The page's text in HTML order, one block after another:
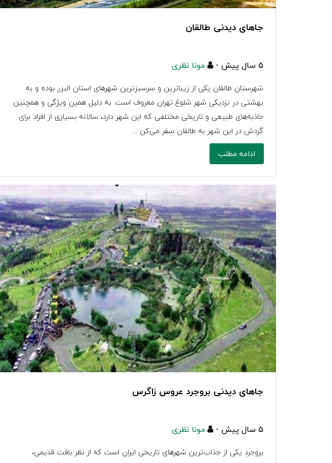
جاهای دیدنی طالقان
5 سال پیش - مونا نظری
شهرستان طالقان یکی از زیباترین و سرسبزترین شهرهای استان البزر بوده و به
بهشتی در نزدیکی شهر شلوغ تهران معروف است. به دلیل همین ویژگی و همچنین
جاذبه‌های طبیعی و تاریخی مختلفی که این شهر دارد، سالانه بسیاری از افراد برای
گردش در این شهر به طالقان سفر می‌کن ...
ادامه مطلب
جاهای دیدنی بروجرد عروس زاگرس
5 سال پیش - مونا نظری
بروجرد یکی از جذاب‌ترین شهرهای تاریخی ایران است که از نظر بافت قدیمی،